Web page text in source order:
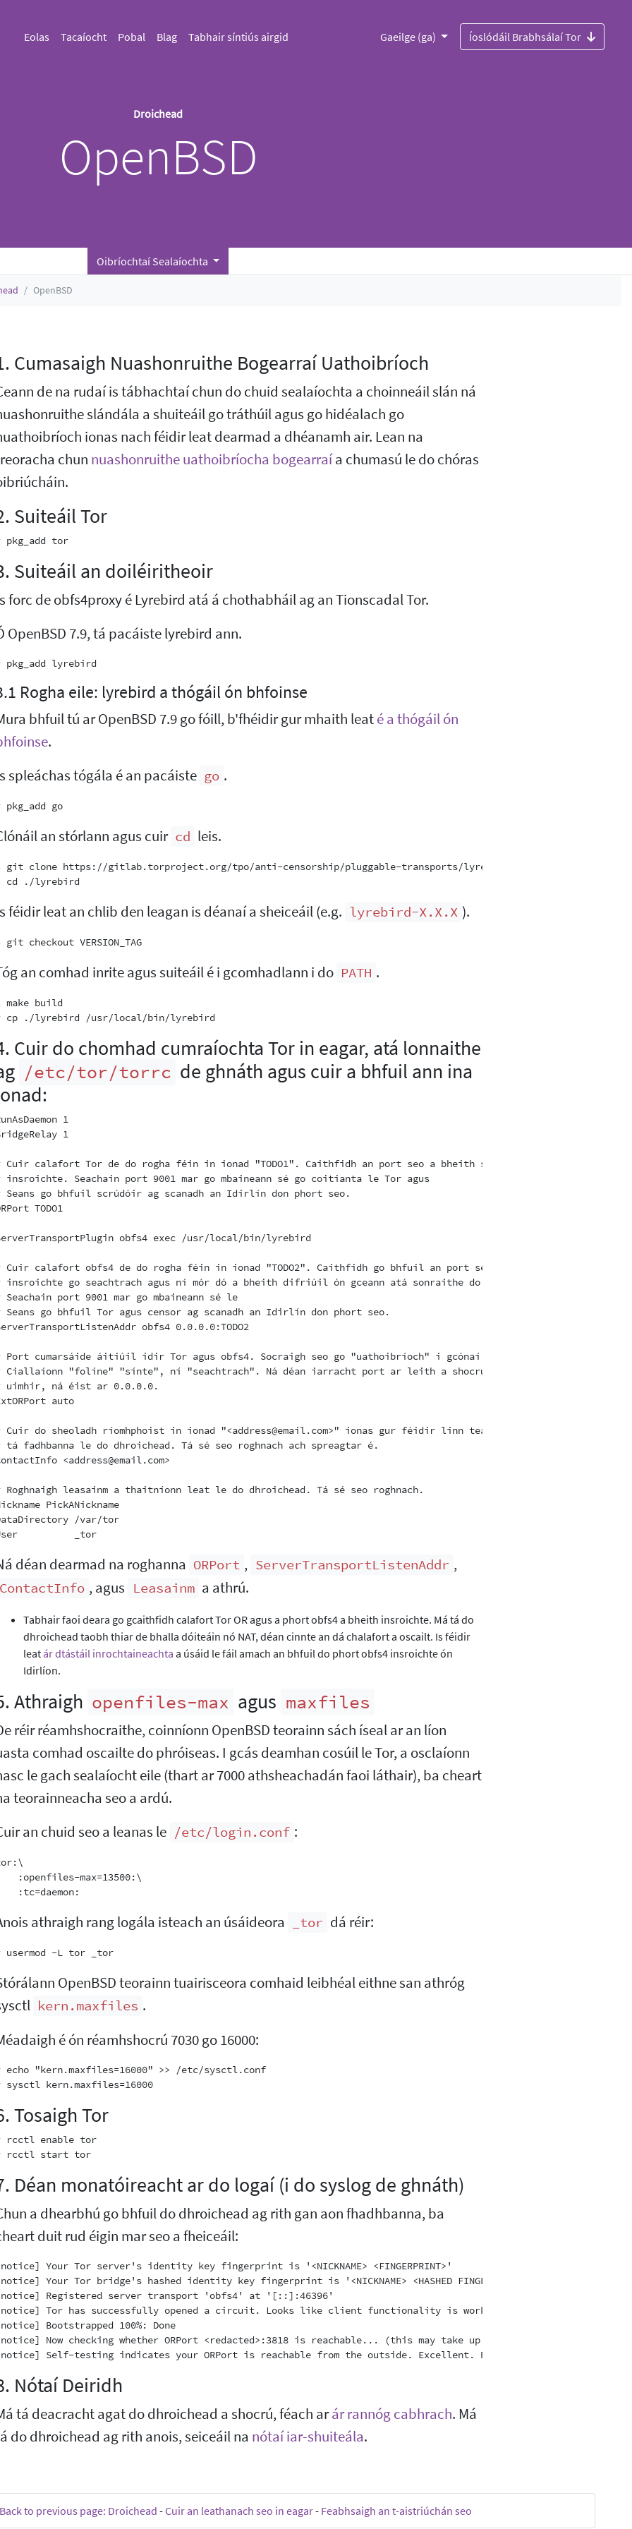
Eolas Tacaíocht Pobal Blag Tabhair síntiús airgid Gaeilge (ga) Íoslódáil Brabhsálaí Tor
Droichead
OpenBSD
Oibríochtaí Sealaíochta
OpenBSD
Cumasaigh Nuashonruithe Bogearraí Uathoibríoch
de na rudaí is tábhachtaí chun do chuid sealaíochta a choinneáil slán ná
slándála a shuiteáil go tráthúil agus go hidéalach go
ionas nach féidir leat dearmad a dhéanamh air. Lean na
chun nuashonruithe uathoibríocha bogearraía chumasú le do chóras
Suiteáil Tor
# pkg_add tor
Suiteáil an doiléiritheoir
forc de obfs4proxy é Lyrebird atá á chothabháil ag an Tionscadal Tor.
OpenBSD 7.9, tá pacáiste lyrebird ann.
Rogha eile: lyrebird a thógáil ón bhfoinse
bhfuil tú ar OpenBSD 7.9 go fóill, b'fhéidir gur mhaith leaté a thógáil ón
.
spleáchas tógála é an pacáiste go .
# pkg_add go
an stórlann agus cuir cd leis.
git clone https://gitlab.torproject.org/tpo/anti-censorship/pluggable-transports/lyrebird.git
féidir leat an chlib den leagan is déanaí a sheiceáil (e.g. lyrebird-X.X.X ).
$ git checkout VERSION_TAG
an comhad inrite agus suiteáil é i gcomhadlann i do PATH .
make build
Cuir do chomhad cumraíochta Tor in eagar, atá lonnaithe
/etc/tor/torrc de ghnáth agus cuir a bhfuil ann ina
1
1
Cuir calafort Tor de do rogha féin in ionad "TODO1". Caithfidh an port seo a bheith seachtrach
insroichte. Seachain port 9001 mar go mbaineann sé go coitianta le Tor agus
Seans go bhfuil scrúdóir ag scanadh an Idirlín don phort seo.
TODO1
obfs4 exec /usr/local/bin/lyrebird
Cuir calafort obfs4 de do rogha féin in ionad "TODO2". Caithfidh go bhfuil an port seo
insroichte go seachtrach agus ní mór dó a bheith difriúil ón gceann atá sonraithe do ORPort.
Seachain port 9001 mar go mbaineann sé le
Seans go bhfuil Tor agus censor ag scanadh an Idirlín don phort seo.
obfs4 0.0.0.0:TODO2
Port cumarsáide áitiúil idir Tor agus obfs4. Socraigh seo go "uathoibríoch" i gcónaí.
Ciallaíonn "folíne" "sínte", ní "seachtrach". Ná déan iarracht port ar leith a shocrú
uimhir, ná éist ar 0.0.0.0.
auto
Cuir do sheoladh ríomhphoist in ionad "<address@email.com>" ionas gur féidir linn teagmháil a dhéanamh leat
tá fadhbanna le do dhroichead. Tá sé seo roghnach ach spreagtar é.
<address@email.com>
Roghnaigh leasainm a thaitníonn leat le do dhroichead. Tá sé seo roghnach.
PickANickname
/var/tor
User          _tor
déan dearmad na roghanna ORPort , ServerTransportListenAddr ,
ContactInfo , agus Leasainm a athrú.
Tabhair faoi deara go gcaithfidh calafort Tor OR agus a phort obfs4 a bheith insroichte. Má tá do
dhroichead taobh thiar de bhalla dóiteáin nó NAT, déan cinnte an dá chalafort a oscailt. Is féidir
leat ár dtástáil inrochtaineachta a úsáid le fáil amach an bhfuil do phort obfs4 insroichte ón
Idirlíon.
Athraigh openfiles-max agus maxfiles
réir réamhshocraithe, coinníonn OpenBSD teorainn sách íseal ar an líon
comhad oscailte do phróiseas. I gcás deamhan cosúil le Tor, a osclaíonn
le gach sealaíocht eile (thart ar 7000 athsheachadán faoi láthair), ba cheart
teorainneacha seo a ardú.
an chuid seo a leanas le /etc/login.conf :
:openfiles-max=13500:\
athraigh rang logála isteach an úsáideora _tor dá réir:
# usermod -L tor _tor
OpenBSD teorainn tuairisceora comhaid leibhéal eithne san athróg
kern.maxfiles .
é ón réamhshocrú 7030 go 16000:
echo "kern.maxfiles=16000" >> /etc/sysctl.conf
# sysctl kern.maxfiles=16000
Tosaigh Tor
rcctl enable tor
# rcctl start tor
Déan monatóireacht ar do logaí (i do syslog de ghnáth)
a dhearbhú go bhfuil do dhroichead ag rith gan aon fhadhbanna, ba
duit rud éigin mar seo a fheiceáil:
Your Tor server's identity key fingerprint is '<NICKNAME> <FINGERPRINT>'
Your Tor bridge's hashed identity key fingerprint is '<NICKNAME> <HASHED FINGERPRINT>'
Registered server transport 'obfs4' at '[::]:46396'
Tor has successfully opened a circuit. Looks like client functionality is working.
Bootstrapped 100%: Done
Now checking whether ORPort <redacted>:3818 is reachable... (this may take up to 20 minutes -- look for
Nótaí Deiridh
tá deacracht agat do dhroichead a shocrú, féach arár rannóg cabhrach. Má
do dhroichead ag rith anois, seiceáil na nótaí iar-shuiteála.
to previous page: Droichead -Cuir an leathanach seo in eagar- Feabhsaigh an t-aistriúchán seo